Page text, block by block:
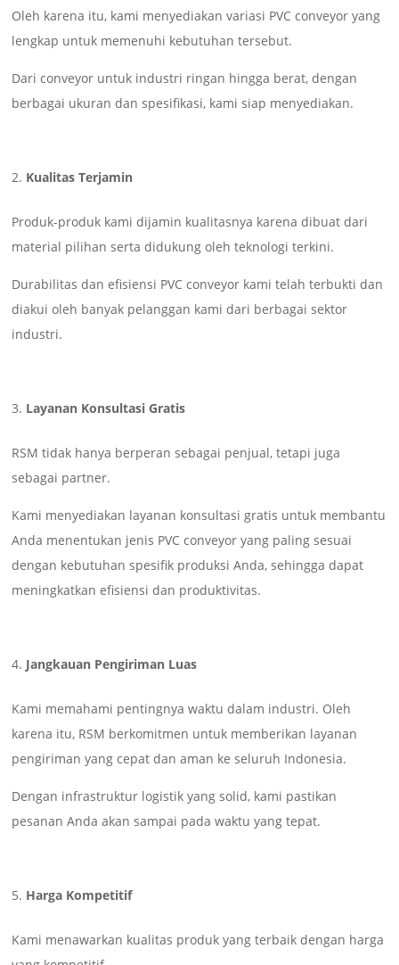
Oleh karena itu, kami menyediakan variasi PVC conveyor yang
lengkap untuk memenuhi kebutuhan tersebut.
Dari conveyor untuk industri ringan hingga berat, dengan
berbagai ukuran dan spesifikasi, kami siap menyediakan.
Kualitas Terjamin
Produk-produk kami dijamin kualitasnya karena dibuat dari
material pilihan serta didukung oleh teknologi terkini.
Durabilitas dan efisiensi PVC conveyor kami telah terbukti dan
diakui oleh banyak pelanggan kami dari berbagai sektor
industri.
Layanan Konsultasi Gratis
RSM tidak hanya berperan sebagai penjual, tetapi juga
sebagai partner.
Kami menyediakan layanan konsultasi gratis untuk membantu
Anda menentukan jenis PVC conveyor yang paling sesuai
dengan kebutuhan spesifik produksi Anda, sehingga dapat
meningkatkan efisiensi dan produktivitas.
Jangkauan Pengiriman Luas
Kami memahami pentingnya waktu dalam industri. Oleh
karena itu, RSM berkomitmen untuk memberikan layanan
pengiriman yang cepat dan aman ke seluruh Indonesia.
Dengan infrastruktur logistik yang solid, kami pastikan
pesanan Anda akan sampai pada waktu yang tepat.
Harga Kompetitif
Kami menawarkan kualitas produk yang terbaik dengan harga